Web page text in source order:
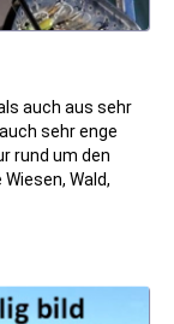
auch aus sehr
sehr enge
rund um den
Wald,